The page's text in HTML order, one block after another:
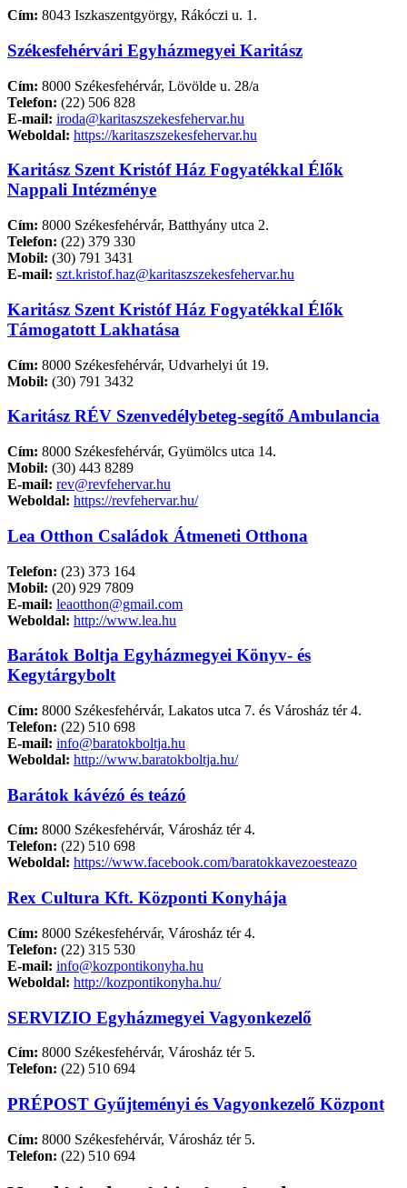
Cím: 8043 Iszkaszentgyörgy, Rákóczi u. 1.
Székesfehérvári Egyházmegyei Karitász
Cím: 8000 Székesfehérvár, Lövölde u. 28/a
Telefon: (22) 506 828
E-mail: iroda@karitaszszekesfehervar.hu
Weboldal: https://karitaszszekesfehervar.hu
Karitász Szent Kristóf Ház Fogyatékkal Élők
Nappali Intézménye
Cím: 8000 Székesfehérvár, Batthyány utca 2.
Telefon: (22) 379 330
Mobil: (30) 791 3431
E-mail: szt.kristof.haz@karitaszszekesfehervar.hu
Karitász Szent Kristóf Ház Fogyatékkal Élők
Támogatott Lakhatása
Cím: 8000 Székesfehérvár, Udvarhelyi út 19.
Mobil: (30) 791 3432
Karitász RÉV Szenvedélybeteg-segítő Ambulancia
Cím: 8000 Székesfehérvár, Gyümölcs utca 14.
Mobil: (30) 443 8289
E-mail: rev@revfehervar.hu
Weboldal: https://revfehervar.hu/
Lea Otthon Családok Átmeneti Otthona
Telefon: (23) 373 164
Mobil: (20) 929 7809
E-mail: leaotthon@gmail.com
Weboldal: http://www.lea.hu
Barátok Boltja Egyházmegyei Könyv- és
Kegytárgybolt
Cím: 8000 Székesfehérvár, Lakatos utca 7. és Városház tér 4.
Telefon: (22) 510 698
E-mail: info@baratokboltja.hu
Weboldal: http://www.baratokboltja.hu/
Barátok kávézó és teázó
Cím: 8000 Székesfehérvár, Városház tér 4.
Telefon: (22) 510 698
Weboldal: https://www.facebook.com/baratokkavezoesteazo
Rex Cultura Kft. Központi Konyhája
Cím: 8000 Székesfehérvár, Városház tér 4.
Telefon: (22) 315 530
E-mail: info@kozpontikonyha.hu
Weboldal: http://kozpontikonyha.hu/
SERVIZIO Egyházmegyei Vagyonkezelő
Cím: 8000 Székesfehérvár, Városház tér 5.
Telefon: (22) 510 694
PRÉPOST Gyűjteményi és Vagyonkezelő Központ
Cím: 8000 Székesfehérvár, Városház tér 5.
Telefon: (22) 510 694